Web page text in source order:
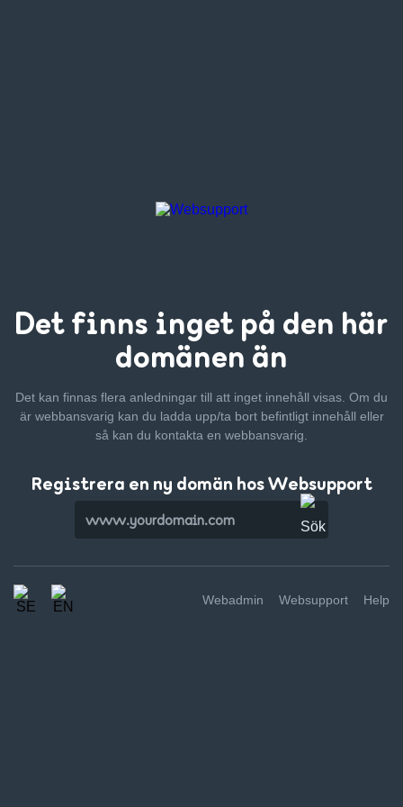
Det finns inget på den här
domänen än
Det kan finnas flera anledningar till att inget innehåll visas. Om du
är webbansvarig kan du ladda upp/ta bort befintligt innehåll eller
så kan du kontakta en webbansvarig.
Registrera en ny domän hos Websupport
Webadmin Websupport Help